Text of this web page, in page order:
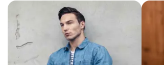
inclusie in inspirerende lezingen die
raken en aanzetten tot actie.
en